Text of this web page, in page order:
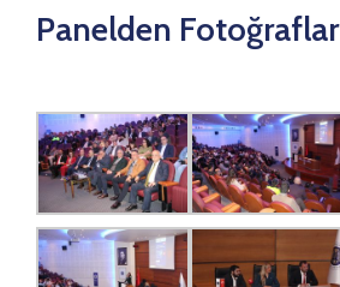
Panelden Fotoğraflar